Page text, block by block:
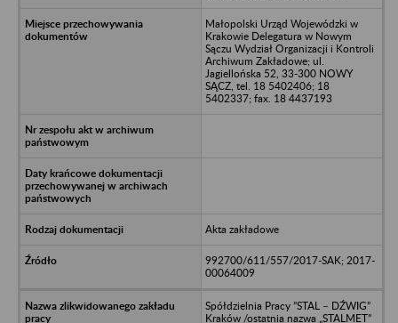
Małopolski Urząd Wojewódzki w
Krakowie Delegatura w Nowym
Sączu Wydział Organizacji i Kontroli
Archiwum Zakładowe; ul.
Jagiellońska 52, 33-300 NOWY
SĄCZ, tel. 18 5402406; 18
5402337; fax. 18 4437193
Akta zakładowe
992700/611/557/2017-SAK; 2017-
00064009
Spółdzielnia Pracy ”STAL – DŹWIG”
Kraków /ostatnia nazwa „STALMET”